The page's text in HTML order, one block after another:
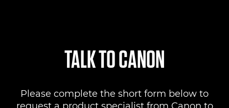
TALK TO CANON
Please complete the short form below to